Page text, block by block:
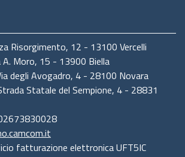
Risorgimento, 12 - 13100 Vercelli
A. Moro, 15 - 13900 Biella
degli Avogadro, 4 - 28100 Novara
Statale del Sempione, 4 - 28831
fatturazione elettronica UFT5IC